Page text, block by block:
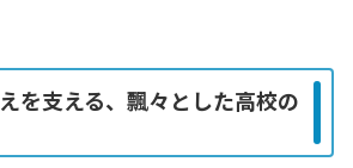
を支える、飄々とした高校の